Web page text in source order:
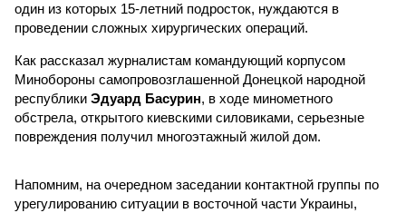
один из которых 15-летний подросток, нуждаются в
проведении сложных хирургических операций.
Как рассказал журналистам командующий корпусом
Минобороны самопровозглашенной Донецкой народной
республики Эдуард Басурин, в ходе минометного
обстрела, открытого киевскими силовиками, серьезные
повреждения получил многоэтажный жилой дом.
Напомним, на очередном заседании контактной группы по
урегулированию ситуации в восточной части Украины,